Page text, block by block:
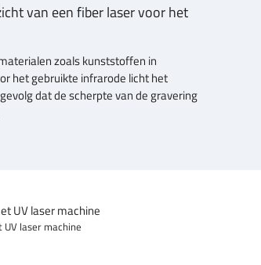
van een fiber laser voor het
zoals kunststoffen in
het gebruikte infrarode licht het
dat de scherpte van de gravering
laser machine